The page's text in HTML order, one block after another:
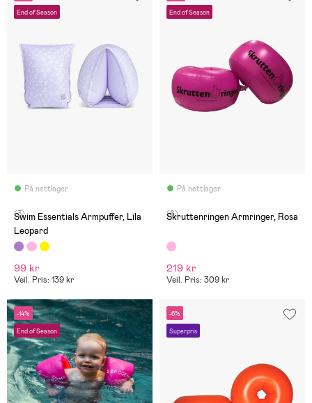
End of Season
På nettlager
(3)
Swim Essentials Armpuffer, Lila
Leopard
99 kr
Veil. Pris: 139 kr
End of Season
På nettlager
(6)
Skruttenringen Armringer, Rosa
219 kr
Veil. Pris: 309 kr
-14%
End of Season
-6%
Superpris